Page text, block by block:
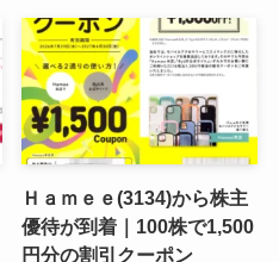
Ｈａｍｅｅ(3134)から株主
優待が到着｜100株で1,500
円分の割引クーポン